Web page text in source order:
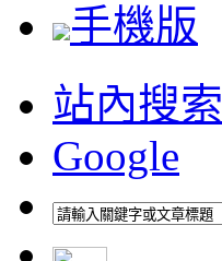
手機版
站內搜索
Google